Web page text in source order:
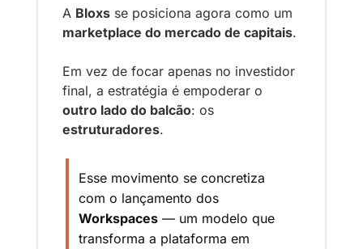
A Bloxs
marketplace do mercado de capitais.
Em vez de focar apenas no investidor
outro lado do balcão
estruturadores.
Esse movimento se concretiza
Workspaces — um modelo que